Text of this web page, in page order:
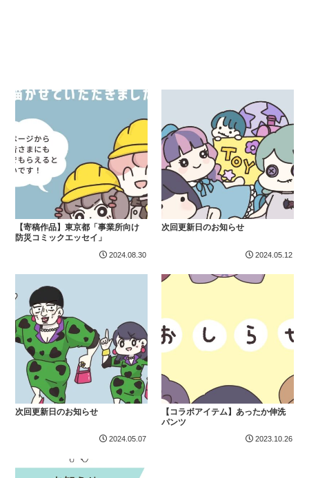
【寄稿作品】東京都「事業所向け
防災コミックエッセイ」
2024.08.30
次回更新日のお知らせ
2024.05.12
次回更新日のお知らせ
2024.05.07
【コラボアイテム】あったか伸洗
パンツ
2023.10.26